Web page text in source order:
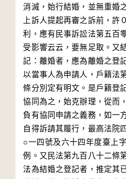
消滅，始行結婚，並無重婚
上訴人提起再審之訴前，許
利，應有民事訴訟法第五百
受影響云云，要無足取。又
記：離婚者，應為離婚之登
以當事人為申請人，戶籍法
條分別定有明文。是戶籍登
協同為之，始克辦理，從而
負有協同申請之義務，如一
自得訴請其履行，最高法院
○一四號及六十四年度臺上
例。又民法第九百八十二條
法為結婚之登記者，推定其